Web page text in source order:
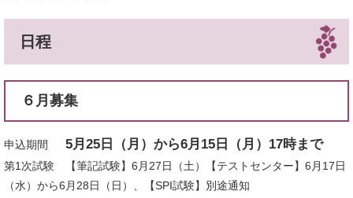
日程
６月募集
申込期間 5月25日（月）から6月15日（月）17時まで
第1次試験 【筆記試験】6月27日（土）【テストセンター】6月17日
（水）から6月28日（日）、【SPI試験】別途通知